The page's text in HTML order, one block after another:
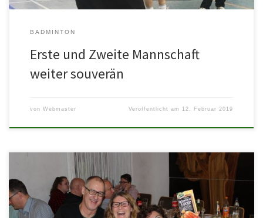
BADMINTON
Erste und Zweite Mannschaft
weiter souverän
von Webmaster Veröffentlicht am 12. Februar 2019
Wie schon in den vergangenen Jahren wurde auch in diesem Jahr